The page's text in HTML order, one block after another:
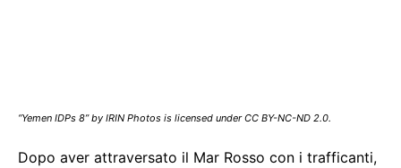
“Yemen IDPs 8” by IRIN Photos is licensed under CC BY-NC-ND 2.0.
Dopo aver attraversato il Mar Rosso con i trafficanti,